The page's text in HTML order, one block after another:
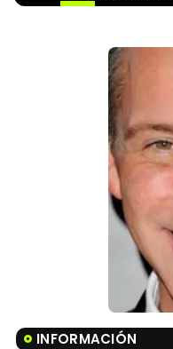
INFORMACIÓN